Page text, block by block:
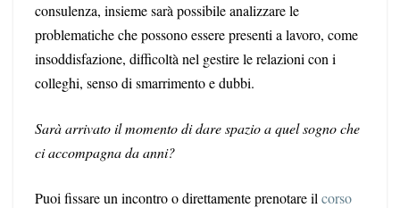
consulenza, insieme sarà possibile analizzare le
problematiche che possono essere presenti a lavoro, come
insoddisfazione, difficoltà nel gestire le relazioni con i
colleghi, senso di smarrimento e dubbi.
Sarà arrivato il momento di dare spazio a quel sogno che
ci accompagna da anni?
Puoi fissare un incontro o direttamente prenotare il corso